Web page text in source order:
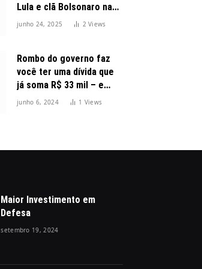
Lula e clã Bolsonaro na
disputa presidencial
junho 24, 2025 2Views
Rombo do governo faz
você ter uma dívida que
já soma R$ 33 mil – e
cresceu 300%
junho 6, 2024 1 Views
Maior Investimento em
Defesa
setembro 19, 2024